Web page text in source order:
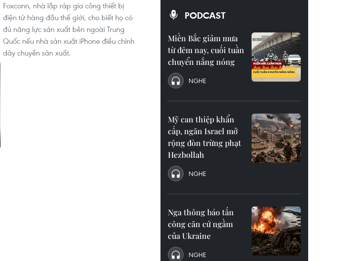
Foxconn, nhà lắp ráp gia công thiết bị
điện tử hàng đầu thế giới, cho biết họ có
đủ năng lực sản xuất bên ngoài Trung
Quốc nếu nhà sản xuất iPhone điều chỉnh
dây chuyền sản xuất.
PODCAST
Miền Bắc giảm mưa
từ đêm nay, cuối tuần
chuyển nắng nóng
NGHE
Mỹ can thiệp khẩn
cấp, ngăn Israel mở
rộng đòn trừng phạt
Hezbollah
NGHE
Nga thông báo tấn
công căn cứ ngầm
của Ukraine
NGHE